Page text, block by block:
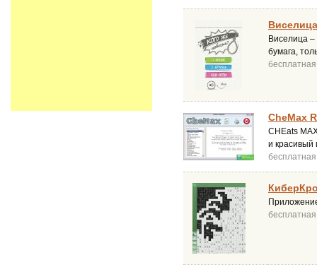
Виселица –
бумага,
бесплатная
CheMax
CHEats
и красивый
бесплатная
бесплатная